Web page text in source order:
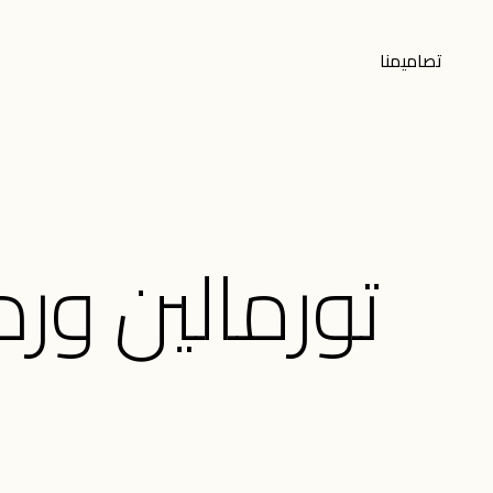
تصاميمنا
تورمالين